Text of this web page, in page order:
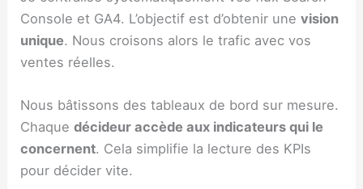
Console et GA4. L’objectif est d’obtenir unevision
unique. Nous croisons alors le trafic avec vos
ventes réelles.
Nous bâtissons des tableaux de bord sur mesure.
Chaquedécideur accède aux indicateurs qui le
concernent. Cela simplifie la lecture des KPIs
pour décider vite.